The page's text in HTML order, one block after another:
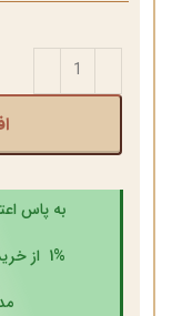
به پاس
1% از خرید شما صرف امور خیر می شود !